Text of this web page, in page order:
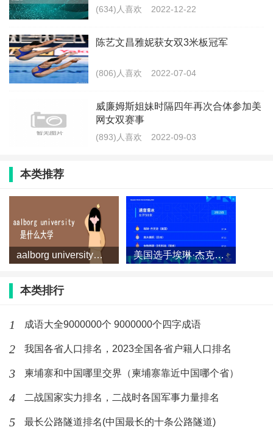
(634)人喜欢 2022-12-22
陈艺文昌雅妮获女双3米板冠军
(806)人喜欢 2022-07-04
​威廉姆斯姐妹时隔四年再次合体参加美
网女双赛事
(893)人喜欢 2022-09-03
本类推荐
aalborg university是什么大学？ 美国选手埃琳·杰克逊获得速度滑冰女子500米冠军
本类排行
1 成语大全9000000个 9000000个四字成语
2 我国各省人口排名，2023全国各省户籍人口排名
3 柬埔寨和中国哪里交界（柬埔寨靠近中国哪个省）
4 二战国家实力排名，二战时各国军事力量排名
5 最长公路隧道排名(中国最长的十条公路隧道)